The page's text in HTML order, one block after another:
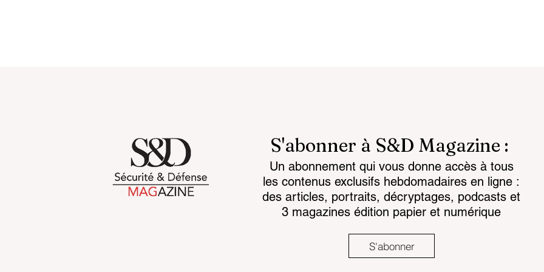
Chemical regulations: the
challenge facing land-
When more data makes
war harder to read
Vidéo intelligente :
l’éthique comme
de la confiance
S'abonner à S&D Magazine :
Un abonnement qui vous donne accès à tous
les contenus exclusifs hebdomadaires en ligne :
des articles, portraits, décryptages, podcasts et
3 magazines édition papier et numérique
S'abonner